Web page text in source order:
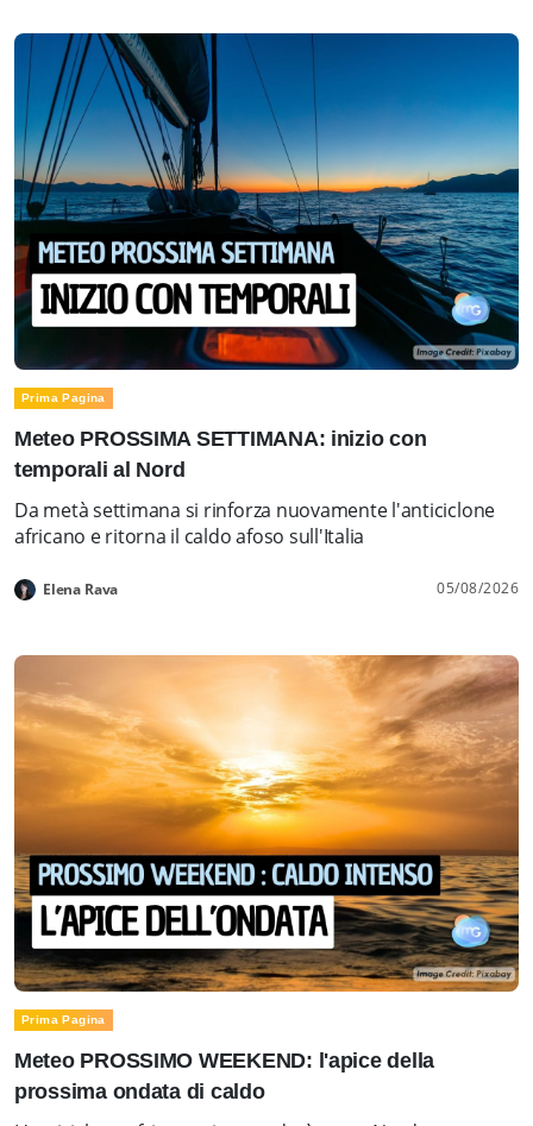
Prima Pagina
Meteo PROSSIMA SETTIMANA: inizio con
temporali al Nord
Da metà settimana si rinforza nuovamente l'anticiclone
africano e ritorna il caldo afoso sull'Italia
Elena Rava 05/08/2026
Prima Pagina
Meteo PROSSIMO WEEKEND: l'apice della
prossima ondata di caldo